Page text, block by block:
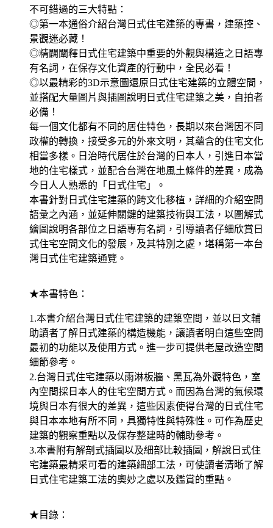
不可錯過的三大特點：
◎第一本通俗介紹台灣日式住宅建築的專書，建築控、
景觀迷必藏！
◎精闢闡釋日式住宅建築中重要的外觀與構造之日語專
有名詞，在保存文化資產的行動中，全民必看！
◎以最精彩的3D示意圖還原日式住宅建築的立體空間，
並搭配大量圖片與插圖說明日式住宅建築之美，自拍者
必備！
每一個文化都有不同的居住特色，長期以來台灣因不同
政權的轉換，接受多元的外來文明，其蘊含的住宅文化
相當多樣。日治時代居住於台灣的日本人，引進日本當
地的住宅樣式，並配合台灣在地風土條件的差異，成為
今日人人熟悉的「日式住宅」。
本書針對日式住宅建築的跨文化移植，詳細的介紹空間
語彙之內涵，並延伸關鍵的建築技術與工法，以圖解式
繪圖說明各部位之日語專有名詞，引導讀者仔細欣賞日
式住宅空間文化的發展，及其特別之處，堪稱第一本台
灣日式住宅建築通覽。
★本書特色：
1.本書介紹台灣日式住宅建築的建築空間，並以日文輔
助讀者了解日式建築的構造機能，讓讀者明白這些空間
最初的功能以及使用方式。進一步可提供老屋改造空間
細節參考。
2.台灣日式住宅建築以雨淋板牆、黑瓦為外觀特色，室
內空間採日本人的住宅空間方式。而因為台灣的氣候環
境與日本有很大的差異，這些因素使得台灣的日式住宅
與日本本地有所不同，具獨特性與特殊性。可作為歷史
建築的觀察重點以及保存整建時的輔助參考。
3.本書附有解剖式插圖以及細部比較插圖，解說日式住
宅建築最精采可看的建築細部工法，可使讀者清晰了解
日式住宅建築工法的奧妙之處以及鑑賞的重點。
★目錄：